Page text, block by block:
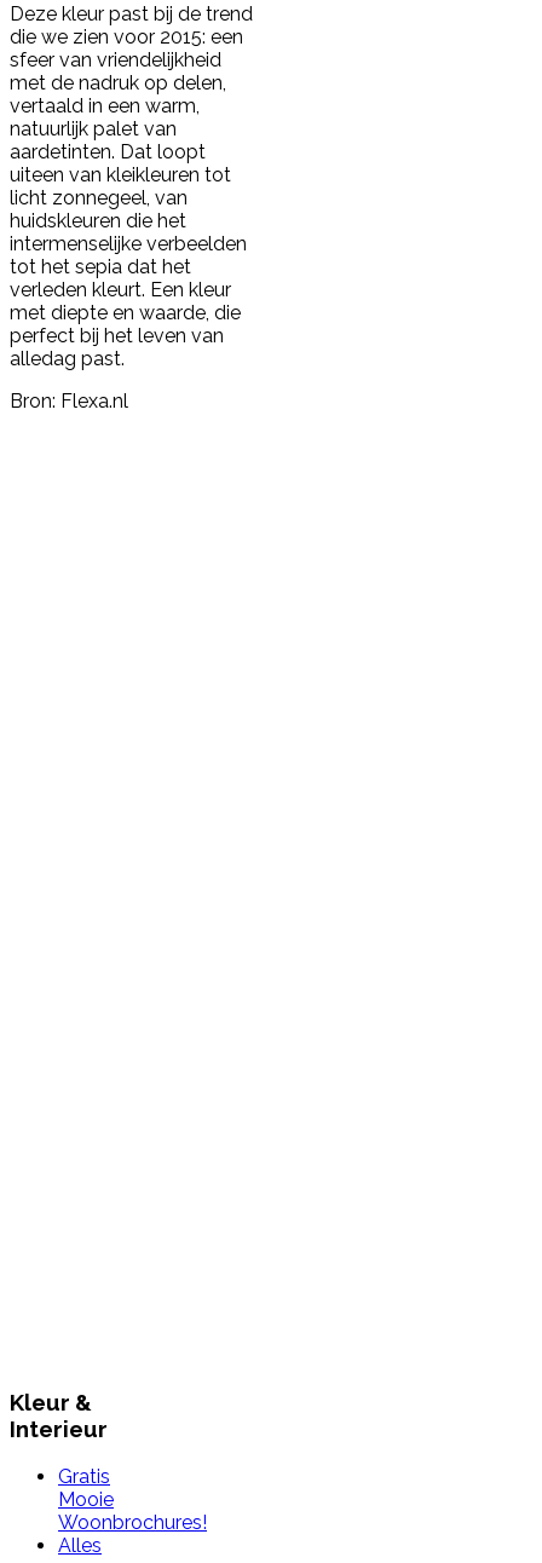
Deze kleur past bij de trend
die we zien voor 2015: een
sfeer van vriendelijkheid
met de nadruk op delen,
vertaald in een warm,
natuurlijk palet van
aardetinten. Dat loopt
uiteen van kleikleuren tot
licht zonnegeel, van
huidskleuren die het
intermenselijke verbeelden
tot het sepia dat het
verleden kleurt. Een kleur
met diepte en waarde, die
perfect bij het leven van
alledag past.
Bron: Flexa.nl
Kleur &
Interieur
Gratis
Mooie
Woonbrochures!
Alles